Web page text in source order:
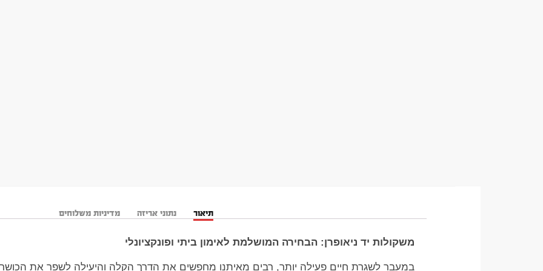
תיאור נתוני אריזה מדיניות משלוחים
משקולות יד ניאופרן: הבחירה המושלמת לאימון ביתי ופונקציונלי
במעבר לשגרת חיים פעילה יותר, רבים מאיתנו מחפשים את הדרך הקלה והיעילה לשפר את